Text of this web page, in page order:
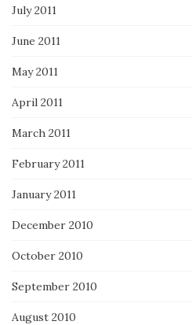
July 2011
June 2011
May 2011
April 2011
March 2011
February 2011
January 2011
December 2010
October 2010
September 2010
August 2010